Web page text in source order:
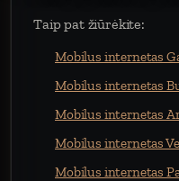
Taip pat žiūrėkite:
Mobilus internetas
Mobilus internetas
Mobilus internetas
Mobilus internetas
Mobilus internetas